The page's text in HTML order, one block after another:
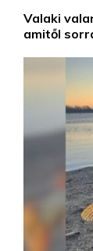
Valaki
amitől